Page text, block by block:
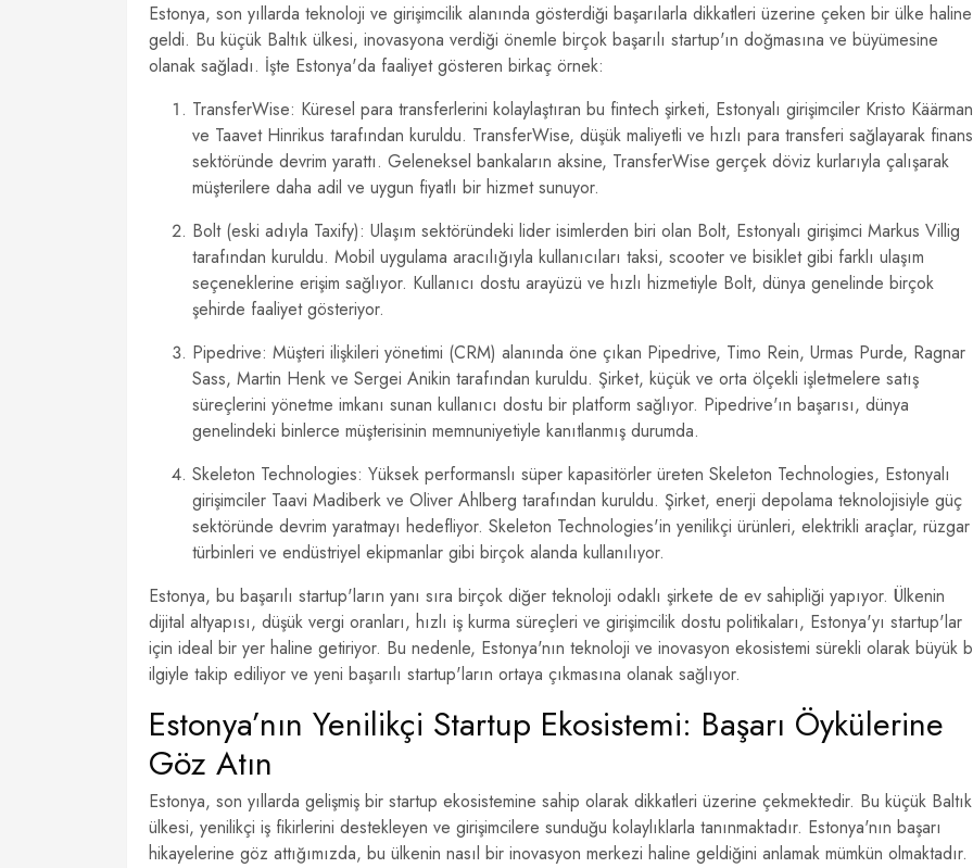
Estonya, son yıllarda teknoloji ve girişimcilik alanında gösterdiği başarılarla dikkatleri üzerine çeken bir ülke haline
geldi. Bu küçük Baltık ülkesi, inovasyona verdiği önemle birçok başarılı startup'ın doğmasına ve büyümesine
olanak sağladı. İşte Estonya'da faaliyet gösteren birkaç örnek:
TransferWise: Küresel para transferlerini kolaylaştıran bu fintech şirketi, Estonyalı girişimciler Kristo
ve Taavet Hinrikus tarafından kuruldu. TransferWise, düşük maliyetli ve hızlı para transferi sağlayarak finans
sektöründe devrim yarattı. Geleneksel bankaların aksine, TransferWise gerçek döviz kurlarıyla çalışarak
müşterilere daha adil ve uygun fiyatlı bir hizmet sunuyor.
Bolt (eski adıyla Taxify): Ulaşım sektöründeki lider isimlerden biri olan Bolt, Estonyalı girişimci Markus Villig
tarafından kuruldu. Mobil uygulama aracılığıyla kullanıcıları taksi, scooter ve bisiklet gibi farklı ulaşım
seçeneklerine erişim sağlıyor. Kullanıcı dostu arayüzü ve hızlı hizmetiyle Bolt, dünya genelinde birçok
şehirde faaliyet gösteriyor.
Pipedrive: Müşteri ilişkileri yönetimi (CRM) alanında öne çıkan Pipedrive, Timo Rein, Urmas Purde, Ragnar
Sass, Martin Henk ve Sergei Anikin tarafından kuruldu. Şirket, küçük ve orta ölçekli işletmelere satış
süreçlerini yönetme imkanı sunan kullanıcı dostu bir platform sağlıyor. Pipedrive'ın başarısı, dünya
genelindeki binlerce müşterisinin memnuniyetiyle kanıtlanmış durumda.
Skeleton Technologies: Yüksek performanslı süper kapasitörler üreten Skeleton Technologies, Estonyalı
girişimciler Taavi Madiberk ve Oliver Ahlberg tarafından kuruldu. Şirket, enerji depolama teknolojisiyle güç
sektöründe devrim yaratmayı hedefliyor. Skeleton Technologies'in yenilikçi ürünleri, elektrikli araçlar, rüzgar
türbinleri ve endüstriyel ekipmanlar gibi birçok alanda kullanılıyor.
Estonya, bu başarılı startup'ların yanı sıra birçok diğer teknoloji odaklı şirkete de ev sahipliği yapıyor. Ülkenin
dijital altyapısı, düşük vergi oranları, hızlı iş kurma süreçleri ve girişimcilik dostu politikaları, Estonya'yı startup'lar
için ideal bir yer haline getiriyor. Bu nedenle, Estonya'nın teknoloji ve inovasyon ekosistemi sürekli olarak büyük
ilgiyle takip ediliyor ve yeni başarılı startup'ların ortaya çıkmasına olanak sağlıyor.
Estonya’nın Yenilikçi Startup Ekosistemi: Başarı Öykülerine
Göz Atın
Estonya, son yıllarda gelişmiş bir startup ekosistemine sahip olarak dikkatleri üzerine çekmektedir. Bu küçük Baltık
ülkesi, yenilikçi iş fikirlerini destekleyen ve girişimcilere sunduğu kolaylıklarla tanınmaktadır. Estonya'nın başarı
hikayelerine göz attığımızda, bu ülkenin nasıl bir inovasyon merkezi haline geldiğini anlamak mümkün olmaktadır.